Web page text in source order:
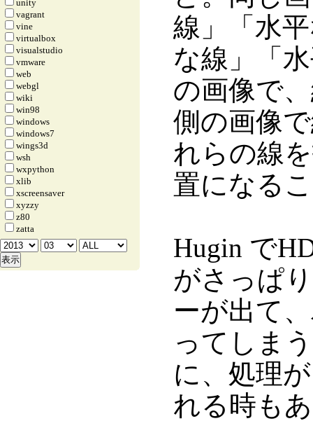
線」「水
な線」「
の画像で
側の画像
れらの線
置になる
Hugin で
がさっぱ
ーが出て
ってしま
に、処理
れる時も
unity
vagrant
vine
virtualbox
visualstudio
vmware
web
webgl
wiki
win98
windows
windows7
wings3d
wsh
wxpython
xlib
xscreensaver
xyzzy
z80
zatta